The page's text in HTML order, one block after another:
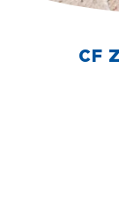
CF